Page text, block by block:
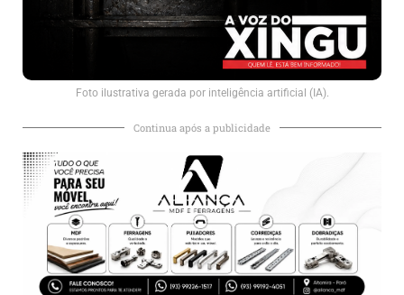
Foto ilustrativa gerada por inteligência artificial (IA).
Continua após a publicidade